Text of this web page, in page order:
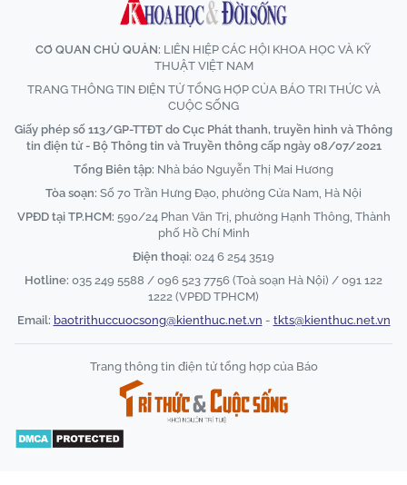
CƠ QUAN CHỦ QUẢN: LIÊN HIỆP CÁC HỘI KHOA HỌC VÀ KỸ
THUẬT VIỆT NAM
TRANG THÔNG TIN ĐIỆN TỬ TỔNG HỢP CỦA BÁO TRI THỨC VÀ
CUỘC SỐNG
Giấy phép số 113/GP-TTĐT do Cục Phát thanh, truyền hình và Thông
tin điện tử - Bộ Thông tin và Truyền thông cấp ngày 08/07/2021
Tổng Biên tập: Nhà báo Nguyễn Thị Mai Hương
Tòa soạn: Số 70 Trần Hưng Đạo, phường Cửa Nam, Hà Nội
VPĐD tại TP.HCM: 590/24 Phan Văn Trị, phường Hạnh Thông, Thành
phố Hồ Chí Minh
Điện thoại: 024 6 254 3519
Hotline: 035 249 5588 / 096 523 7756 (Toà soạn Hà Nội) / 091 122
1222 (VPĐD TPHCM)
Email: baotrithuccuocsong@kienthuc.net.vn - tkts@kienthuc.net.vn
Trang thông tin điện tử tổng hợp của Báo